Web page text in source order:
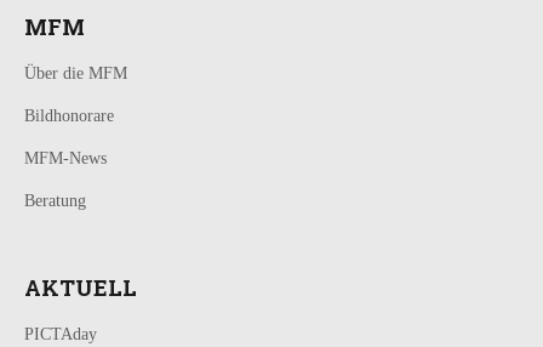
MFM
Über die MFM
Bildhonorare
MFM-News
Beratung
AKTUELL
PICTAday